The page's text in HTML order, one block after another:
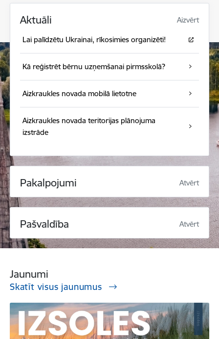
Aktuāli Aizvērt
Lai palīdzētu Ukrainai, rīkosimies organizēti!
Kā reģistrēt bērnu uzņemšanai pirmsskolā?
Aizkraukles novada mobilā lietotne
Aizkraukles novada teritorijas plānojuma
izstrāde
Pakalpojumi Atvērt
Pašvaldība Atvērt
Jaunumi
Skatīt visus jaunumus